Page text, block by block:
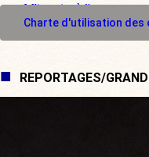
M'inscrire à l'espace
Charte d'utilisation des
REPORTAGES/